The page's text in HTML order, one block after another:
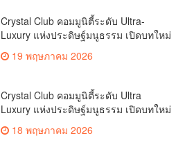
สู่เป้าหมายคาร์บอนต่ำ
Crystal Club คอมมูนิตี้ระดับ Ultra-
Luxury แห่งประดิษฐ์มนูธรรม เปิดบทใหม่
Curated Dinner Experience for Living
19 พฤษภาคม 2026
Crystal Club คอมมูนิตี้ระดับ Ultra
Luxury แห่งประดิษฐ์มนูธรรม เปิดบทใหม่
ของ Crystal Solana ผ่านค่ำคืน A
Curated Dinner Experience for Living
18 พฤษภาคม 2026